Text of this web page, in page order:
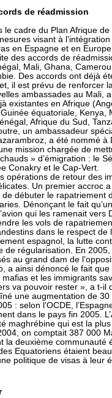
de réadmission
le cadre du Plan Afrique
visant à
en Espagne et en
des accords de
Mali, Ghana,
Des accords ont déjà
il est prévu de renforcer
ambassades au Mali,
existantes en Afrique
équatoriale, Kenya,
Afrique du Sud,
un ambassadeur
a été nommé
mission chargée de
» d’émigration : le
Conakry et le Cap-Vert.
opérations de retour des
Un premier accroc
débuter le rapatriement
Dénonçant le fait
qui les ramenait
les vols de
dans le respect de
espagnol, la lutte
de régularisation. En
au grand dam de
a ainsi dénoncé le fait
mafias et les immigrants
va pouvoir rester », a t-
une augmentation de
: selon l’OCDE,
dans le pays fin 2005.
maghrébine qui est la
on comptait 387 000
la deuxième
Equatoriens étaient
politique de visas à